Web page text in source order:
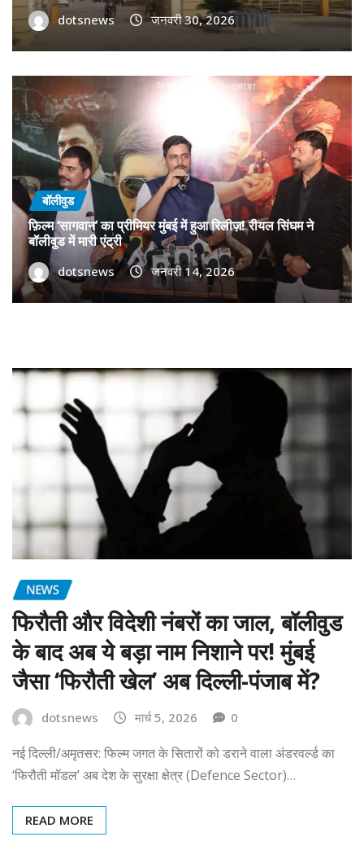
dotsnews जनवरी 30, 2026
बॉलीवुड
फ़िल्म ‘सागवान’ का प्रीमियर मुंबई में हुआ रिलीज़! रीयल सिंघम ने
बॉलीवुड में मारी एंट्री
dotsnews जनवरी 14, 2026
NEWS
फिरौती और विदेशी नंबरों का जाल, बॉलीवुड
के बाद अब ये बड़ा नाम निशाने पर! मुंबई
जैसा ‘फिरौती खेल’ अब दिल्ली-पंजाब में?
dotsnews मार्च 5, 2026 0
नई दिल्ली/अमृतसर: फिल्म जगत के सितारों को डराने वाला अंडरवर्ल्ड का
‘फिरौती मॉडल’ अब देश के सुरक्षा क्षेत्र (Defence Sector)…
READ MORE